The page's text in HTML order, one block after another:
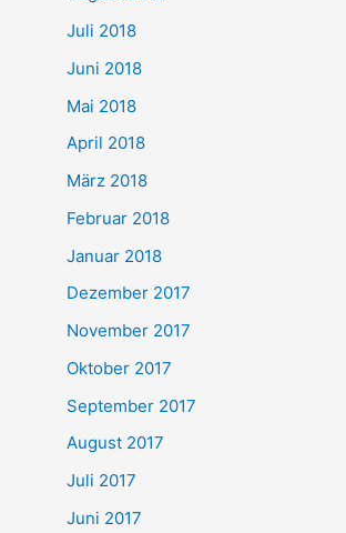
Juli 2018
Juni 2018
Mai 2018
April 2018
März 2018
Februar 2018
Januar 2018
Dezember 2017
November 2017
Oktober 2017
September 2017
August 2017
Juli 2017
Juni 2017